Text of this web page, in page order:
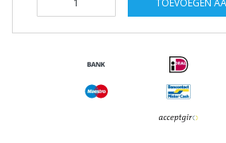
TOEVOEGEN